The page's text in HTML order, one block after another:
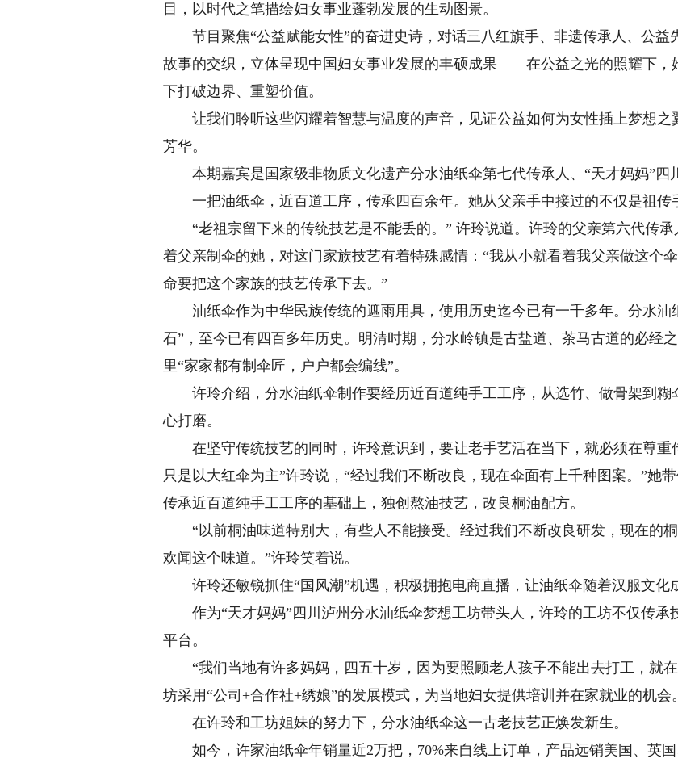
目，以时代之笔描绘妇女事业蓬勃发展的生动图景。
节目聚焦“公益赋能女性”的奋进史诗，对话三八红旗手、非遗传承人、公益
故事的交织，立体呈现中国妇女事业发展的丰硕成果——在公益之光的照耀下，
下打破边界、重塑价值。
让我们聆听这些闪耀着智慧与温度的声音，见证公益如何为女性插上梦想之
芳华。
本期嘉宾是国家级非物质文化遗产分水油纸伞第七代传承人、“天才妈妈”四
一把油纸伞，近百道工序，传承四百余年。她从父亲手中接过的不仅是祖传
“老祖宗留下来的传统技艺是不能丢的。” 许玲说道。许玲的父亲第六代传承
着父亲制伞的她，对这门家族技艺有着特殊感情：“我从小就看着我父亲做这个
命要把这个家族的技艺传承下去。”
油纸伞作为中华民族传统的遮雨用具，使用历史迄今已有一千多年。分水油
石”，至今已有四百多年历史。明清时期，分水岭镇是古盐道、茶马古道的必经
里“家家都有制伞匠，户户都会编线”。
许玲介绍，分水油纸伞制作要经历近百道纯手工工序，从选竹、做骨架到糊
心打磨。
在坚守传统技艺的同时，许玲意识到，要让老手艺活在当下，就必须在尊重
只是以大红伞为主”许玲说，“经过我们不断改良，现在伞面有上千种图案。”她
传承近百道纯手工工序的基础上，独创熬油技艺，改良桐油配方。
“以前桐油味道特别大，有些人不能接受。经过我们不断改良研发，现在的
欢闻这个味道。”许玲笑着说。
许玲还敏锐抓住“国风潮”机遇，积极拥抱电商直播，让油纸伞随着汉服文化成
作为“天才妈妈”四川泸州分水油纸伞梦想工坊带头人，许玲的工坊不仅传承
平台。
“我们当地有许多妈妈，四五十岁，因为要照顾老人孩子不能出去打工，就
坊采用“公司+合作社+绣娘”的发展模式，为当地妇女提供培训并在家就业的机会。
在许玲和工坊姐妹的努力下，分水油纸伞这一古老技艺正焕发新生。
如今，许家油纸伞年销量近2万把，70%来自线上订单，产品远销美国、英国